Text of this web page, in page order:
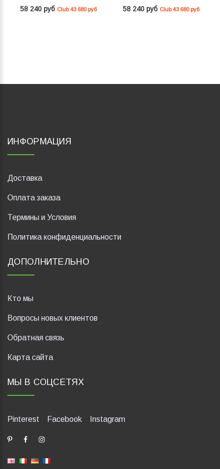
2502
58 240 руб Club 43 680 руб
2502
58 240 руб Club 43 680 руб
ИНФОРМАЦИЯ
Доставка
Оплата заказа
Термины и Условия
Политика конфиденциальности
ДОПОЛНИТЕЛЬНО
Кто мы
Вопросы новых клиентов
Обратная связь
Карта сайта
МЫ В СОЦСЕТЯХ
Pinterest Facebook Instagram